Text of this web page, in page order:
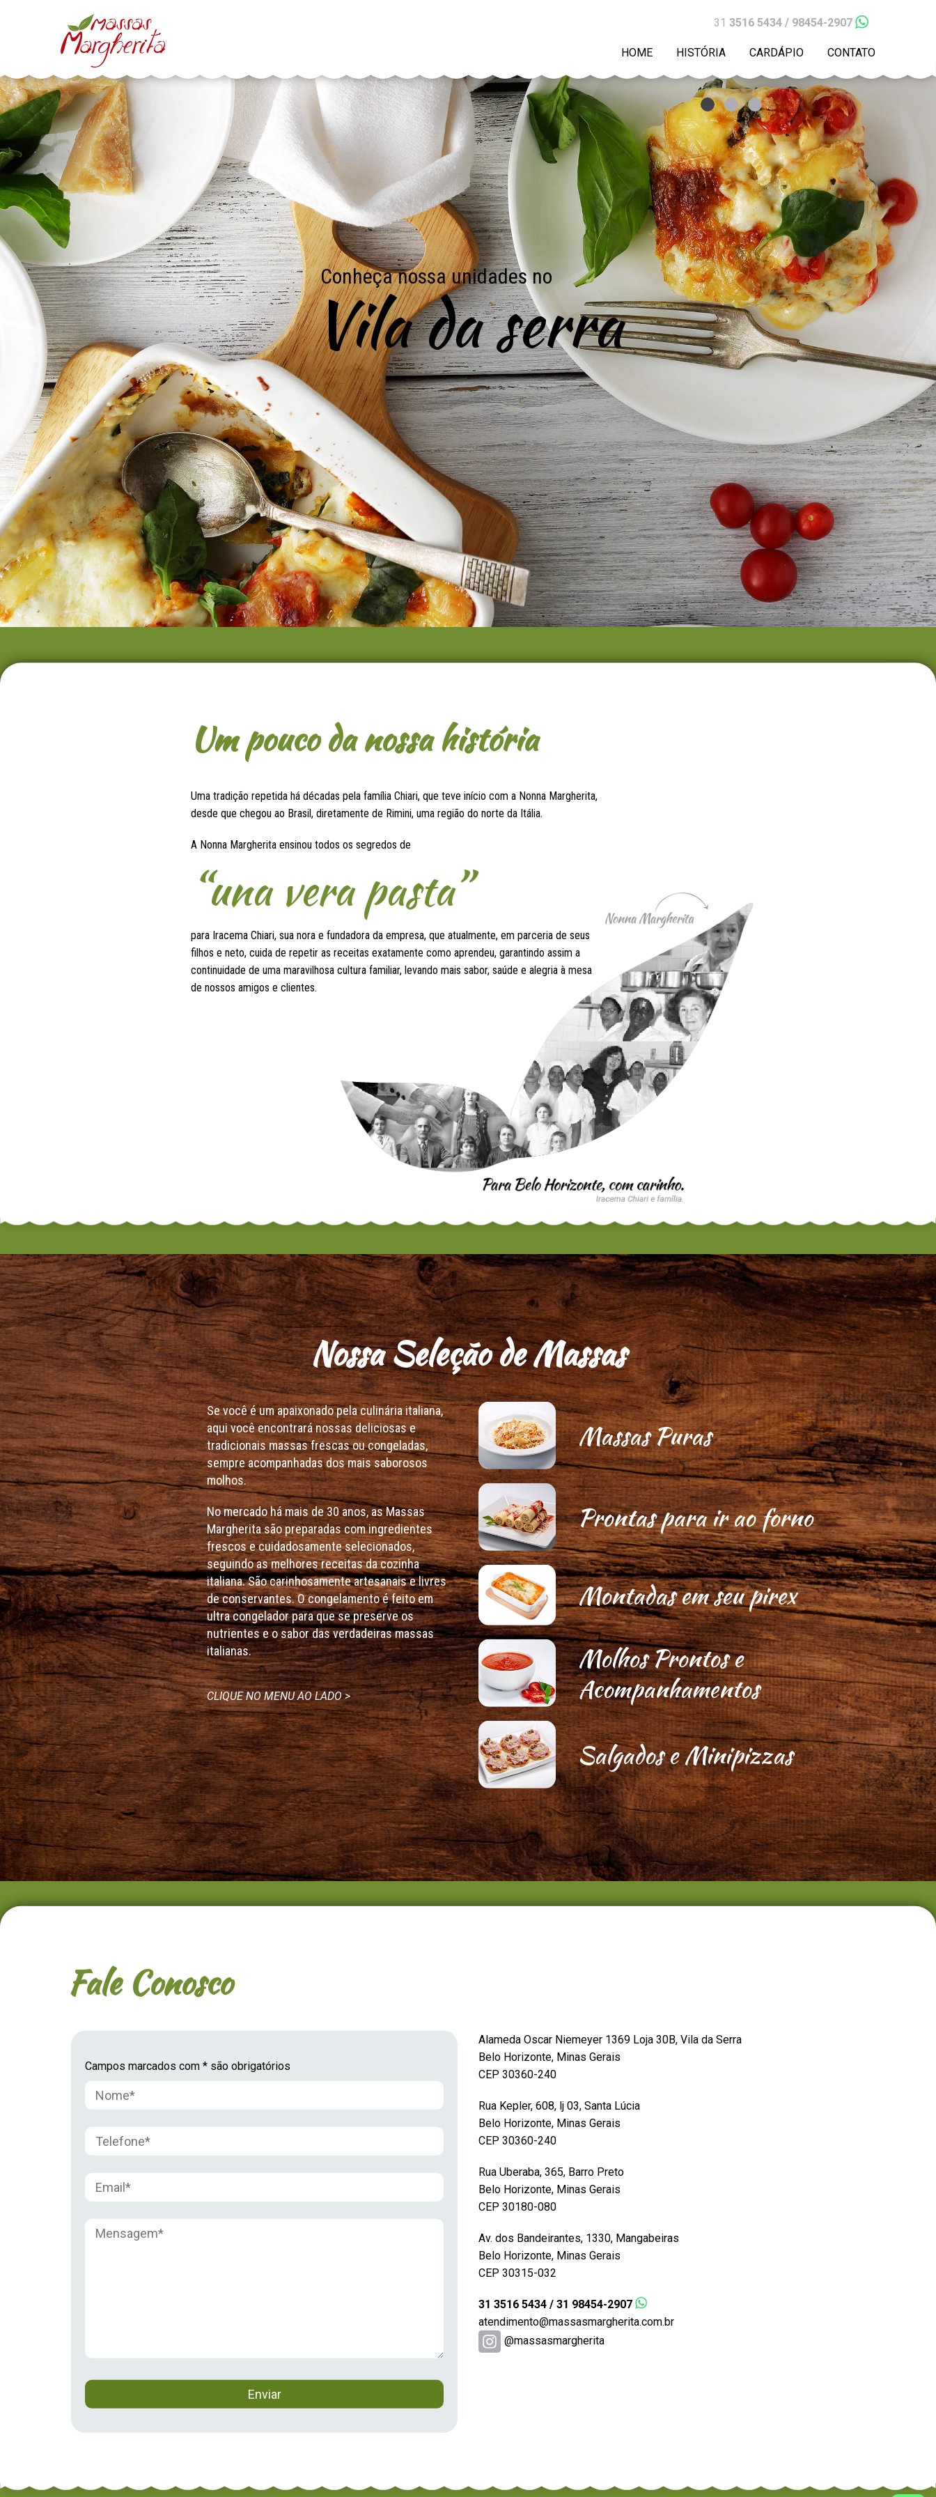
31 3516 5434 / 98454-2907
HOME HISTÓRIA CARDÁPIO CONTATO
Conheça nossa unidades no
Vila da serra
Um pouco da nossa história
Uma tradição repetida há décadas pela família Chiari, que teve início com a Nonna Margherita,
desde que chegou ao Brasil, diretamente de Rimini, uma região do norte da Itália.
A Nonna Margherita ensinou todos os segredos de
“una vera pasta”
para Iracema Chiari, sua nora e fundadora da empresa, que atualmente, em parceria de seus
filhos e neto, cuida de repetir as receitas exatamente como aprendeu, garantindo assim a
continuidade de uma maravilhosa cultura familiar, levando mais sabor, saúde e alegria à mesa
de nossos amigos e clientes.
Nossa Seleção de Massas
Se você é um apaixonado pela culinária italiana,
aqui você encontrará nossas deliciosas e
tradicionais massas frescas ou congeladas,
sempre acompanhadas dos mais saborosos
molhos.
No mercado há mais de 30 anos, as Massas
Margherita são preparadas com ingredientes
frescos e cuidadosamente selecionados,
seguindo as melhores receitas da cozinha
italiana. São carinhosamente artesanais e livres
de conservantes. O congelamento é feito em
ultra congelador para que se preserve os
nutrientes e o sabor das verdadeiras massas
italianas.
CLIQUE NO MENU AO LADO >
Massas Puras
Prontas para ir ao forno
Montadas em seu pirex
Molhos Prontos e
Acompanhamentos
Salgados e Minipizzas
Fale Conosco
Campos marcados com * são obrigatórios
Alameda Oscar Niemeyer 1369 Loja 30B, Vila da Serra
Belo Horizonte, Minas Gerais
CEP 30360-240
Rua Kepler, 608, lj 03, Santa Lúcia
Belo Horizonte, Minas Gerais
CEP 30360-240
Rua Uberaba, 365, Barro Preto
Belo Horizonte, Minas Gerais
CEP 30180-080
Av. dos Bandeirantes, 1330, Mangabeiras
Belo Horizonte, Minas Gerais
CEP 30315-032
31 3516 5434 / 31 98454-2907
atendimento@massasmargherita.com.br
@massasmargherita